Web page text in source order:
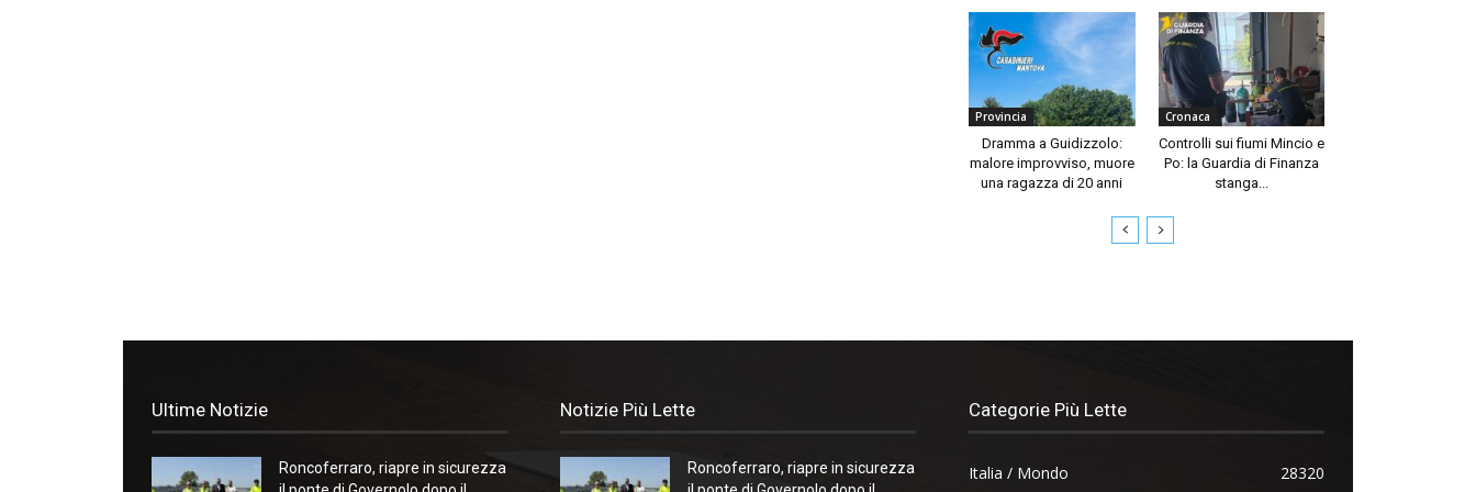
Provincia
Dramma a Guidizzolo:
malore improvviso, muore
una ragazza di 20 anni
Cronaca
Controlli sui fiumi Mincio e
Po: la Guardia di Finanza
stanga...
Ultime Notizie
Roncoferraro, riapre in sicurezza
Notizie Più Lette
Roncoferraro, riapre in sicurezza
Categorie Più Lette
Italia / Mondo 28320